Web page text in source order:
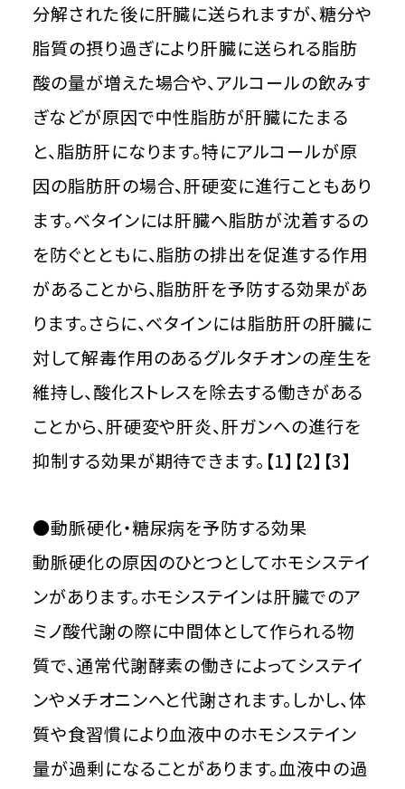
分解された後に肝臓に送られますが、糖分や
脂質の摂り過ぎにより肝臓に送られる脂肪
酸の量が増えた場合や、アルコールの飲みす
ぎなどが原因で中性脂肪が肝臓にたまる
と、脂肪肝になります。特にアルコールが原
因の脂肪肝の場合、肝硬変に進行こともあり
ます。ベタインには肝臓へ脂肪が沈着するの
を防ぐとともに、脂肪の排出を促進する作用
があることから、脂肪肝を予防する効果があ
ります。さらに、ベタインには脂肪肝の肝臓に
対して解毒作用のあるグルタチオンの産生を
維持し、酸化ストレスを除去する働きがある
ことから、肝硬変や肝炎、肝ガンへの進行を
抑制する効果が期待できます。【1】【2】【3】
●動脈硬化・糖尿病を予防する効果
動脈硬化の原因のひとつとしてホモシステイ
ンがあります。ホモシステインは肝臓でのア
ミノ酸代謝の際に中間体として作られる物
質で、通常代謝酵素の働きによってシステイ
ンやメチオニンへと代謝されます。しかし、体
質や食習慣により血液中のホモシステイン
量が過剰になることがあります。血液中の過